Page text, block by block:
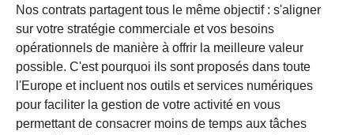
Nos contrats partagent tous le même objectif : s'aligner
sur votre stratégie commerciale et vos besoins
opérationnels de manière à offrir la meilleure valeur
possible. C'est pourquoi ils sont proposés dans toute
l'Europe et incluent nos outils et services numériques
pour faciliter la gestion de votre activité en vous
permettant de consacrer moins de temps aux tâches